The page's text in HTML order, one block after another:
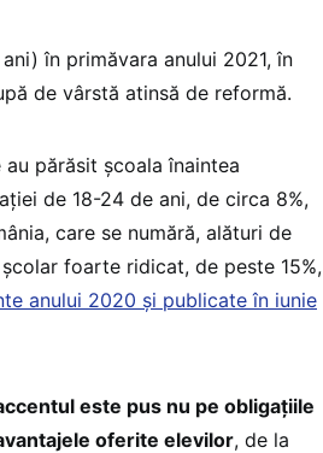
în primăvara anului 2021, în
de vârstă atinsă de reformă.
părăsit școala înaintea
de 18-24 de ani, de circa 8%,
care se numără, alături de
foarte ridicat, de peste 15%,
anului 2020 și publicate în iunie
este pus nu pe obligațiile
oferite elevilor, de la